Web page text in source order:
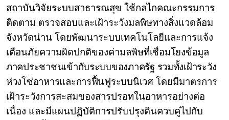
สถาบันวิจัยระบบสาธารณสุข ใช้กลไกคณะกรรมการ
ติดตาม ตรวจสอบและเฝ้าระวังมลพิษทางสิ่งแวดล้อม
จังหวัดน่าน โดยพัฒนาระบบเทคโนโลยีและการแจ้ง
เตือนภัยความผิดปกติของค่ามลพิษที่เชื่อมโยงข้อมูล
ภาคประชาชนเข้ากับระบบของภาครัฐ รวมทั้งเฝ้าระวัง
ห่วงโซ่อาหารและการฟื้นฟูระบบนิเวศโดยมีมาตรการ
เฝ้าระวังการสะสมของสารปรอทในอาหารอย่างต่อ
เนื่อง และมีแผนปฏิบัติการปรับปรุงดินควบคู่ไปกับ